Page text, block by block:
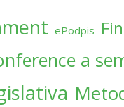
ePodpis
a